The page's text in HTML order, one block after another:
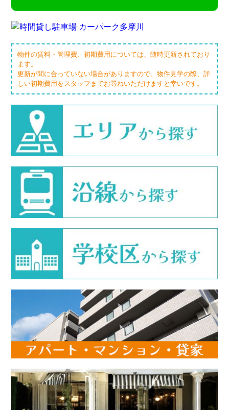
物件の賃料・管理費、初期費用については、随時更新されており
ます。
更新が間に合っていない場合がありますので、物件見学の際、詳
しい初期費用をスタッフまでお尋ねいただけますと幸いです。